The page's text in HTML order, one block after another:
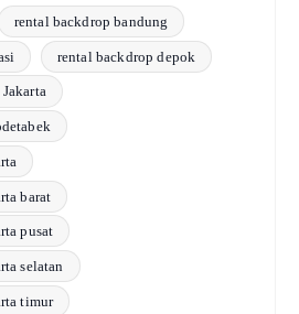
rental backdrop bandung
rental backdrop depok
barat
pusat
selatan
timur